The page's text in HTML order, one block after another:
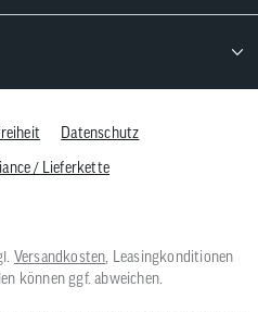
Datenschutz
/ Lieferkette
Versandkosten, Leasingkonditionen
können ggf. abweichen.